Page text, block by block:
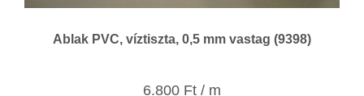
Ablak PVC, víztiszta, 0,5 mm vastag (9398)
6.800 Ft / m